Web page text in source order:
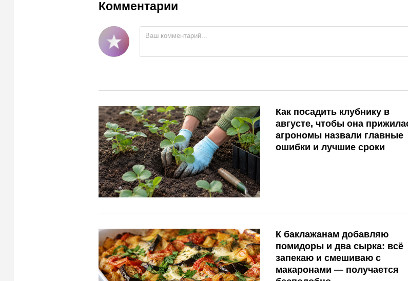
Комментарии
Как посадить клубнику в
августе, чтобы она
агрономы назвали главные
ошибки и лучшие сроки
К баклажанам добавляю
помидоры и два сырка: всё
запекаю и смешиваю с
макаронами — получается